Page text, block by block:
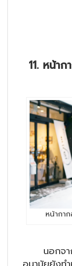
11. หน้า
หน้ากา
นอกจาก